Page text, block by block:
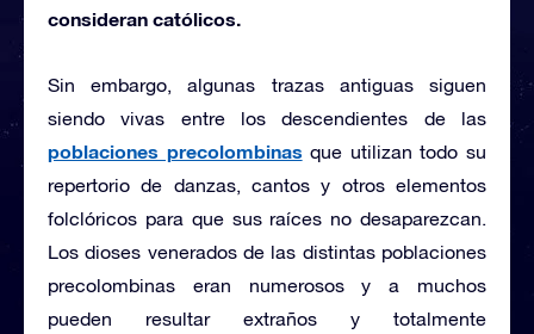
consideran católicos.
Sin embargo, algunas trazas antiguas siguen
siendo vivas entre los descendientes de las
poblaciones precolombinas que utilizan todo su
repertorio de danzas, cantos y otros elementos
folclóricos para que sus raíces no desaparezcan.
Los dioses venerados de las distintas poblaciones
precolombinas eran numerosos y a muchos
pueden resultar extraños y totalmente